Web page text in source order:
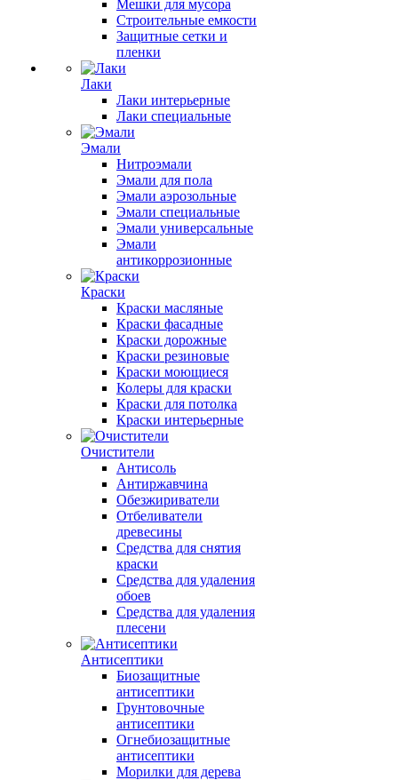
Мешки для мусора
Строительные емкости
Защитные сетки и
пленки
Лаки
Лаки интерьерные
Лаки специальные
Эмали
Нитроэмали
Эмали для пола
Эмали аэрозольные
Эмали специальные
Эмали универсальные
Эмали
антикоррозионные
Краски
Краски масляные
Краски фасадные
Краски дорожные
Краски резиновые
Краски моющиеся
Колеры для краски
Краски для потолка
Краски интерьерные
Очистители
Антисоль
Антиржавчина
Обезжириватели
Отбеливатели
древесины
Средства для снятия
краски
Средства для удаления
обоев
Средства для удаления
плесени
Антисептики
Биозащитные
антисептики
Грунтовочные
антисептики
Огнебиозащитные
антисептики
Морилки для дерева